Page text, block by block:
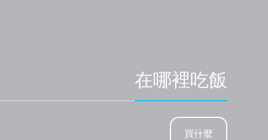
在哪裡吃飯
買什麼